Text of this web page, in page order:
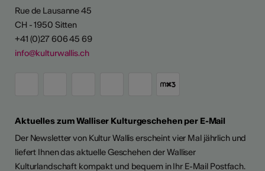
Rue de Lausanne 45
CH - 1950 Sitten
+41 (0)27 606 45 69
info@kulturwallis.ch
Aktuelles zum Walliser Kulturgeschehen per E-Mail
Der Newsletter von Kultur Wallis erscheint vier Mal jährlich und
liefert Ihnen das aktuelle Geschehen der Walliser
Kulturlandschaft kompakt und bequem in Ihr E-Mail Postfach.